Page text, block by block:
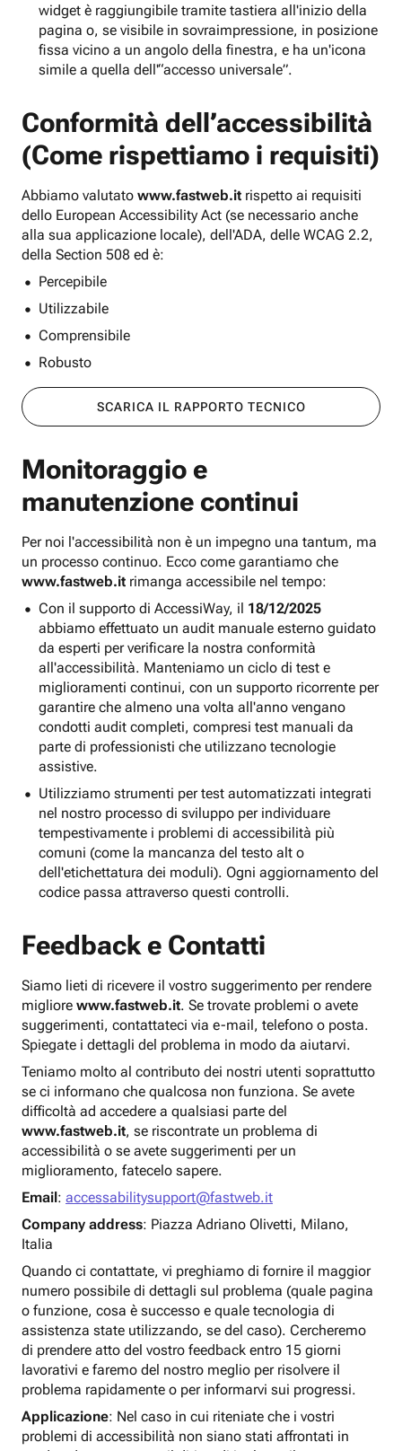
widget è raggiungibile tramite tastiera all'inizio della
pagina o, se visibile in sovraimpressione, in posizione
fissa vicino a un angolo della finestra, e ha un'icona
simile a quella dell'“accesso universale”.
Conformità dell’accessibilità
(Come rispettiamo i requisiti)
Abbiamo valutato www.fastweb.it rispetto ai requisiti
dello European Accessibility Act (se necessario anche
alla sua applicazione locale), dell'ADA, delle WCAG 2.2,
della Section 508 ed è:
Percepibile
Utilizzabile
Comprensibile
Robusto
SCARICA IL RAPPORTO TECNICO
Monitoraggio e
manutenzione continui
Per noi l'accessibilità non è un impegno una tantum, ma
un processo continuo. Ecco come garantiamo che
www.fastweb.it rimanga accessibile nel tempo:
Con il supporto di AccessiWay, il 18/12/2025
abbiamo effettuato un audit manuale esterno guidato
da esperti per verificare la nostra conformità
all'accessibilità. Manteniamo un ciclo di test e
miglioramenti continui, con un supporto ricorrente per
garantire che almeno una volta all'anno vengano
condotti audit completi, compresi test manuali da
parte di professionisti che utilizzano tecnologie
assistive.
Utilizziamo strumenti per test automatizzati integrati
nel nostro processo di sviluppo per individuare
tempestivamente i problemi di accessibilità più
comuni (come la mancanza del testo alt o
dell'etichettatura dei moduli). Ogni aggiornamento del
codice passa attraverso questi controlli.
Feedback e Contatti
Siamo lieti di ricevere il vostro suggerimento per rendere
migliore www.fastweb.it. Se trovate problemi o avete
suggerimenti, contattateci via e-mail, telefono o posta.
Spiegate i dettagli del problema in modo da aiutarvi.
Teniamo molto al contributo dei nostri utenti soprattutto
se ci informano che qualcosa non funziona. Se avete
difficoltà ad accedere a qualsiasi parte del
www.fastweb.it, se riscontrate un problema di
accessibilità o se avete suggerimenti per un
miglioramento, fatecelo sapere.
Email: accessabilitysupport@fastweb.it
Company address: Piazza Adriano Olivetti, Milano,
Italia
Quando ci contattate, vi preghiamo di fornire il maggior
numero possibile di dettagli sul problema (quale pagina
o funzione, cosa è successo e quale tecnologia di
assistenza state utilizzando, se del caso). Cercheremo
di prendere atto del vostro feedback entro 15 giorni
lavorativi e faremo del nostro meglio per risolvere il
problema rapidamente o per informarvi sui progressi.
Applicazione: Nel caso in cui riteniate che i vostri
problemi di accessibilità non siano stati affrontati in